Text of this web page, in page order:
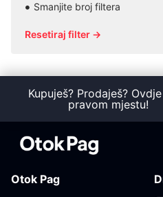
Smanjite broj filtera
Resetiraj filter →
Kupuješ? Prodaješ?
pravom mjestu!
Otok Pag